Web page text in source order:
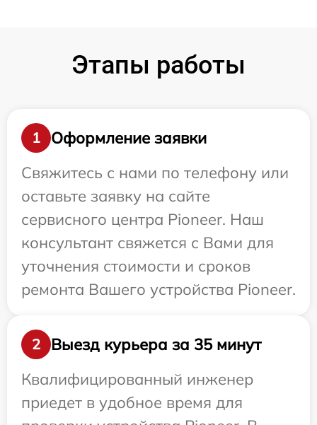
Этапы работы
1
Оформление заявки
Свяжитесь с нами по телефону или
оставьте заявку на сайте
сервисного центра Pioneer. Наш
консультант свяжется с Вами для
уточнения стоимости и сроков
ремонта Вашего устройства Pioneer.
2
Выезд курьера за 35 минут
Квалифицированный инженер
приедет в удобное время для